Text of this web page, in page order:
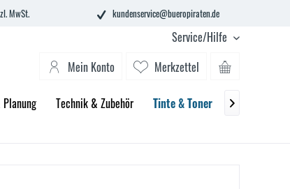
MwSt. kundenservice@bueropiraten.de
Service/Hilfe
Merkzettel
Mein Konto
Technik & Zubehör Tinte & Toner Schule
